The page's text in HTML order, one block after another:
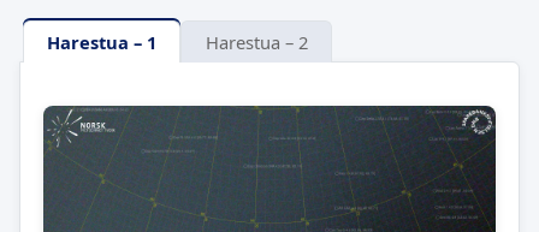
Harestua – 1 Harestua – 2